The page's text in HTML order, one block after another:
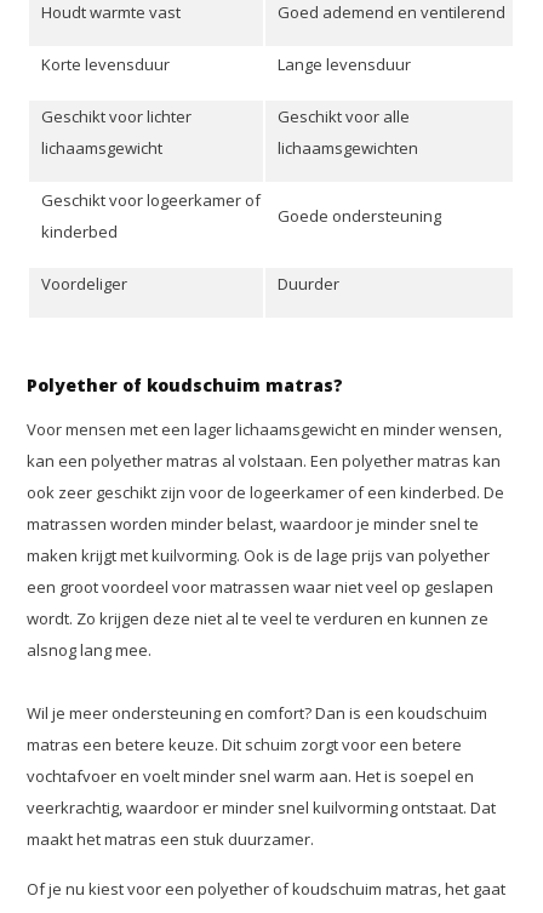
Houdt warmte vast Goed ademend en ventilerend
Korte levensduur Lange levensduur
Geschikt voor lichter
lichaamsgewicht
Geschikt voor alle
lichaamsgewichten
Geschikt voor logeerkamer of
kinderbed
Goede ondersteuning
Voordeliger Duurder
Polyether of koudschuim matras?
Voor mensen met een lager lichaamsgewicht en minder wensen,
kan een polyether matras al volstaan. Een polyether matras kan
ook zeer geschikt zijn voor de logeerkamer of een kinderbed. De
matrassen worden minder belast, waardoor je minder snel te
maken krijgt met kuilvorming. Ook is de lage prijs van polyether
een groot voordeel voor matrassen waar niet veel op geslapen
wordt. Zo krijgen deze niet al te veel te verduren en kunnen ze
alsnog lang mee.
Wil je meer ondersteuning en comfort? Dan is een koudschuim
matras een betere keuze. Dit schuim zorgt voor een betere
vochtafvoer en voelt minder snel warm aan. Het is soepel en
veerkrachtig, waardoor er minder snel kuilvorming ontstaat. Dat
maakt het matras een stuk duurzamer.
Of je nu kiest voor een polyether of koudschuim matras, het gaat